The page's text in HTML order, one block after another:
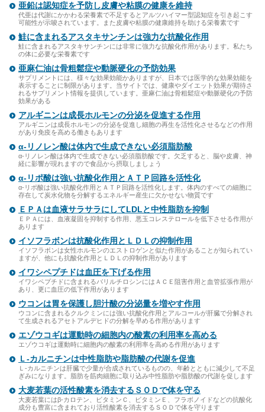
亜鉛は認知症を予防し皮膚や粘膜の健康を維持
代亜は代謝にかかわる栄養素で不足するとアルツハイマー型認知症を引き起こす
可能性が示唆されています。また皮膚や粘膜の健康維持を助ける栄養素です
鮭に含まれるアスタキサンチンは強力な抗酸化作用
鮭に含まれるアスタキサンチンには非常に強力な抗酸化作用があります。私たち
の体に必要な栄養素です
亜麻仁油は骨粗鬆症や動脈硬化の予防効果
サプリメントには、様々な効果効能かありますが、日本では医学的な効果効能を
表示することに制限があります。当サイトでは、健康やダイエット効果が期待さ
れるサプリメント情報を提供しています。亜麻仁油は骨粗鬆症や動脈硬化の予防
効果がある
アルギニンは成長ホルモンの分泌を促進する作用
アルギニンは成長ホルモンの分泌を促進し細胞の再生を活性化させるなどの作用
があり免疫を高める働きもあります
α‐リノレン酸は体内で生成できない必須脂肪酸
α‐リノレン酸は体内で生成できない必須脂肪酸です。欠乏すると、脳や皮膚、神
経に影響が現れますので食品から摂取しましょう
α‐リポ酸は強い抗酸化作用とＡＴＰ回路を活性化
α‐リポ酸は強い抗酸化作用とＡＴＰ回路を活性化します。体内のすべての細胞に
存在して炭水化物を分解するエネルギー産生に欠かせない物質です
ＥＰＡは血液サラサラにしてLDLと中性脂肪を抑制
ＥＰＡには、血液凝固を抑制する作用、悪玉コレステロールを低下させる作用が
あります
イソフラボンは抗酸化作用とＬＤＬの抑制作用
イソフラボンは女性ホルモンのエストロゲンと似た作用があることが知られてい
ますが、他にも抗酸化作用とＬＤＬの抑制作用があります
イワシペプチドは血圧を下げる作用
イワシペプチドに含まれるバリルチロシンにはＡＣＥ阻害作用と血管拡張作用が
あり、更に血圧の低下作用があります
ウコンは胃を保護し胆汁酸の分泌量を増やす作用
ウコンに含まれるクルクミンには強い抗酸化作用とアルコールが肝臓で分解され
て生成されるアセトアルデヒドの分解を早める作用があります
エゾウコギは運動時の細胞内の酸素の利用率を高める
エゾウコギは運動時に細胞内の酸素の利用率を高める作用があります
Ｌ‐カルニチンは中性脂肪や脂肪酸の代謝を促進
Ｌ‐カルニチンは肝臓で少量が合成されているものの、年齢とともに減少して不足
ぎみになります。脂肪を筋肉細胞に取り込み中性脂肪や脂肪酸の代謝を促します
大麦若葉の活性酸素を消去するＳＯＤで体を守る
大麦若葉にはβ‐カロテン、ビタミンＣ、ビタミンＥ、フラボノイドなどの抗酸化
成分も豊富に含まれており活性酸素を消去するＳＯＤで体を守ります